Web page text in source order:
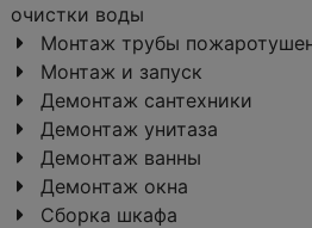
очистки воды
Монтаж трубы
Монтаж и запуск
Демонтаж сантехники
Демонтаж унитаза
Демонтаж ванны
Демонтаж окна
Сборка шкафа